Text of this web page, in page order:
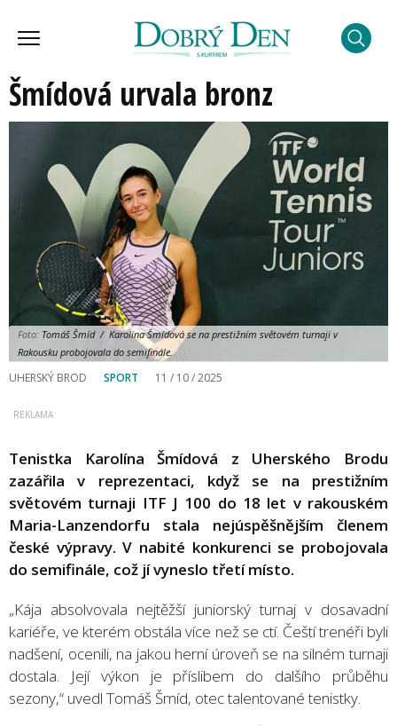
Šmídová urvala bronz
Foto: Tomáš Šmíd / Karolína Šmídová se na prestižním světovém turnaji v
Rakousku probojovala do semifinále.
UHERSKÝ BROD SPORT 11 / 10 / 2025
Tenistka Karolína Šmídová z Uherského Brodu
zazářila v reprezentaci, když se na prestižním
světovém turnaji ITF J 100 do 18 let v rakouském
Maria-Lanzendorfu stala nejúspěšnějším členem
české výpravy. V nabité konkurenci se probojovala
do semifinále, což jí vyneslo třetí místo.
„Kája absolvovala nejtěžší juniorský turnaj v dosavadní
kariéře, ve kterém obstála více než se ctí. Čeští trenéři byli
nadšení, ocenili, na jakou herní úroveň se na silném turnaji
dostala. Její výkon je příslibem do dalšího průběhu
sezony,“ uvedl Tomáš Šmíd, otec talentované tenistky.